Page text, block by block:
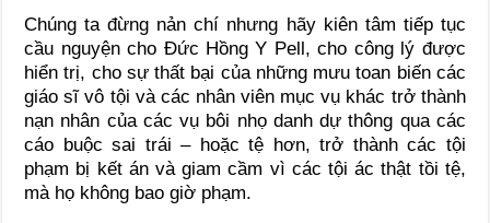
Chúng ta đừng nản chí nhưng hãy kiên tâm tiếp tục
cầu nguyện cho Đức Hồng Y Pell, cho công lý được
hiển trị, cho sự thất bại của những mưu toan biến các
giáo sĩ vô tội và các nhân viên mục vụ khác trở thành
nạn nhân của các vụ bôi nhọ danh dự thông qua các
cáo buộc sai trái – hoặc tệ hơn, trở thành các tội
phạm bị kết án và giam cầm vì các tội ác thật tồi tệ,
mà họ không bao giờ phạm.